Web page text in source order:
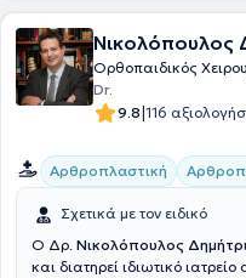
Νικολόπουλος
Ορθοπαιδικός
Dr.
9.8|116
Αρθροπλαστική
Σχετικά με τον ειδικό
O Δρ. Νικολόπουλος
και διατηρεί ιδιωτικό